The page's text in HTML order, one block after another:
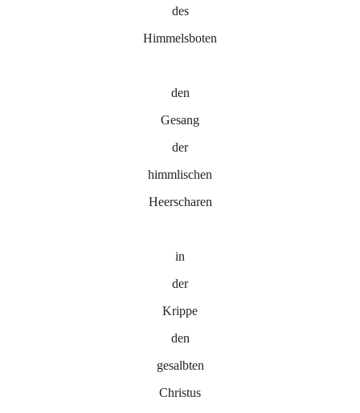
des
Himmelsboten
den
Gesang
der
himmlischen
Heerscharen
in
der
Krippe
den
gesalbten
Christus